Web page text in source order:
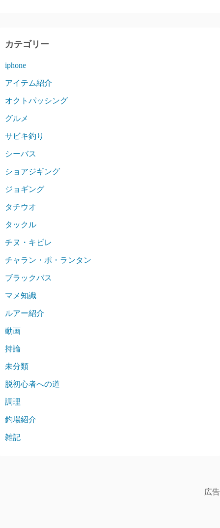
カテゴリー
iphone
アイテム紹介
オクトパッシング
グルメ
サビキ釣り
シーバス
ショアジギング
ジョギング
タチウオ
タックル
チヌ・キビレ
チャラン・ポ・ランタン
ブラックバス
マメ知識
ルアー紹介
動画
持論
未分類
脱初心者への道
調理
釣場紹介
雑記
広告